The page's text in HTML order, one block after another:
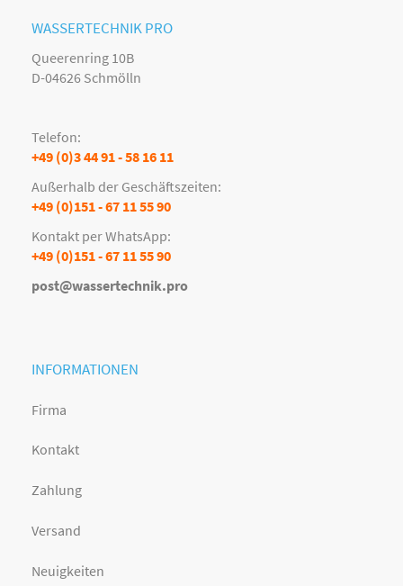
WASSERTECHNIK PRO
Queerenring 10B
D-04626 Schmölln
Telefon:
+49 (0)3 44 91 - 58 16 11
Außerhalb der Geschäftszeiten:
+49 (0)151 - 67 11 55 90
Kontakt per WhatsApp:
+49 (0)151 - 67 11 55 90
post@wassertechnik.pro
INFORMATIONEN
Firma
Kontakt
Zahlung
Versand
Neuigkeiten